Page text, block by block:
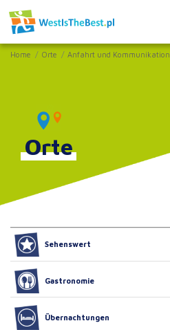
Home Orte Anfahrt und Kommunikation
Orte
Sehenswert
Gastronomie
Übernachtungen